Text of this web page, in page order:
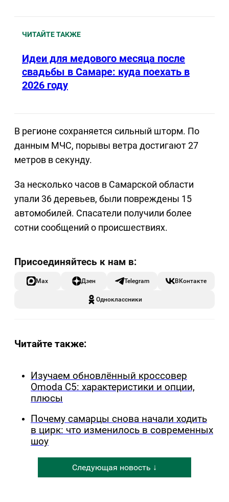
ЧИТАЙТЕ ТАКЖЕ
Идеи для медового месяца после
свадьбы в Самаре: куда поехать в
2026 году
В регионе сохраняется сильный шторм. По
данным МЧС, порывы ветра достигают 27
метров в секунду.
За несколько часов в Самарской области
упали 36 деревьев, были повреждены 15
автомобилей. Спасатели получили более
сотни сообщений о происшествиях.
Max Дзен Telegram ВКонтакте
Одноклассники
Читайте также:
Изучаем обновлённый кроссовер
Omoda C5: характеристики и опции,
плюсы
Почему самарцы снова начали ходить
в цирк: что изменилось в современных
шоу
Следующая новость ↓